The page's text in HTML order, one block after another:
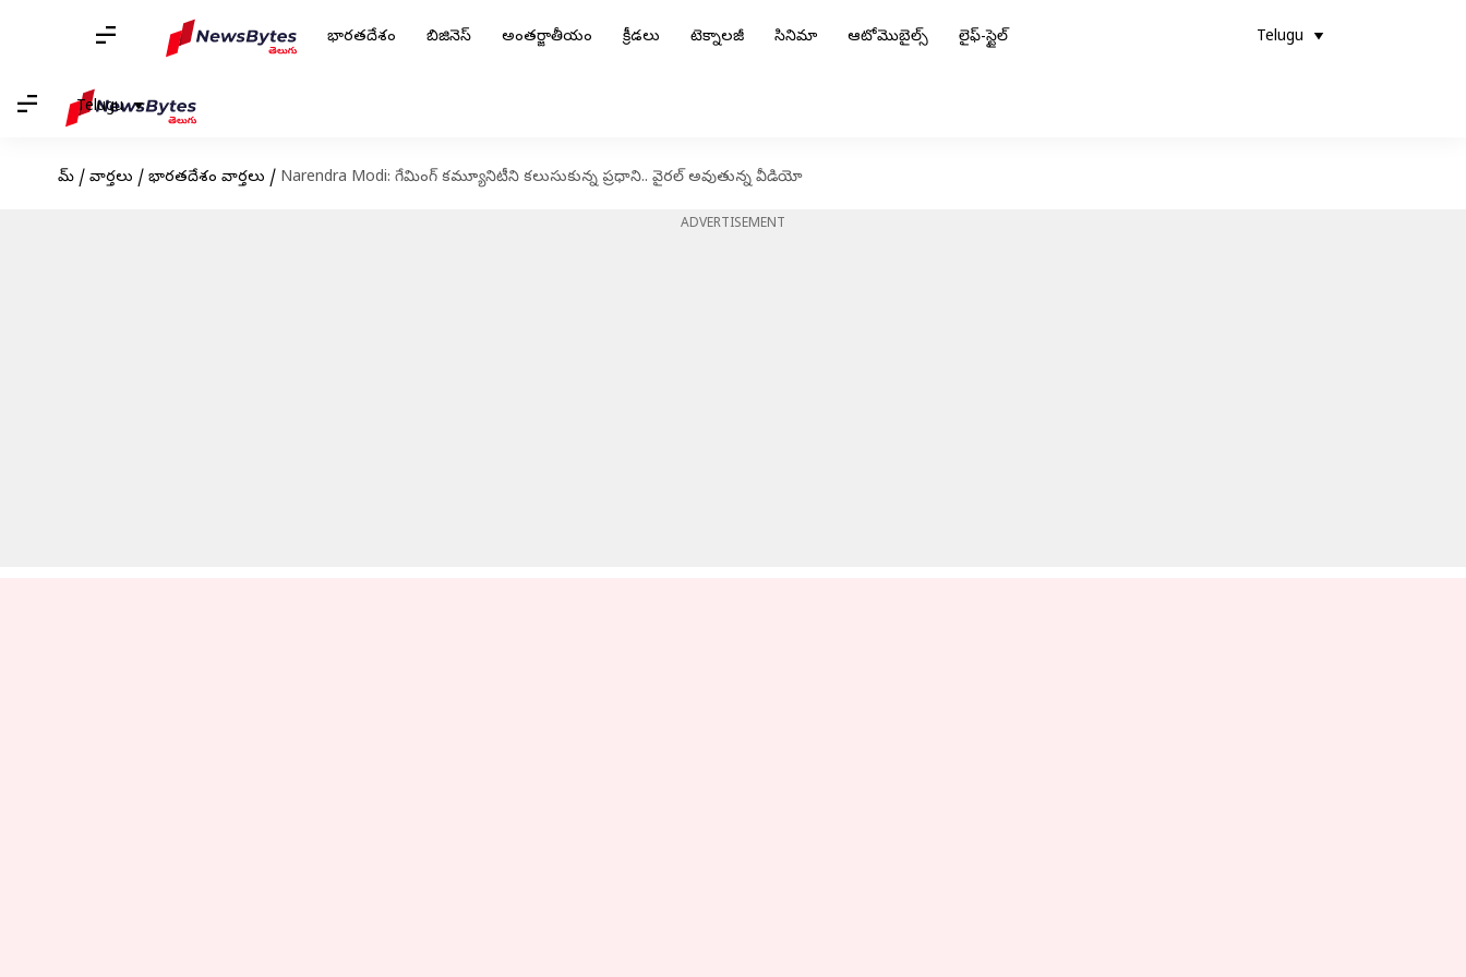
భారతదేశం బిజినెస్ అంతర్జాతీయం క్రీడలు టెక్నాలజీ సినిమా ఆటోమొబైల్స్ లైఫ్-స్టైల్ Telugu
Telugu
హోమ్ / వార్తలు / భారతదేశం వార్తలు / Narendra Modi: గేమింగ్ కమ్యూనిటీని కలుసుకున్న ప్రధాని.. వైరల్ అవుతున్న వీడియో
ADVERTISEMENT